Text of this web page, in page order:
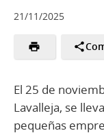
21/11/2025
El 25 de
Lavalleja, se
pequeñas